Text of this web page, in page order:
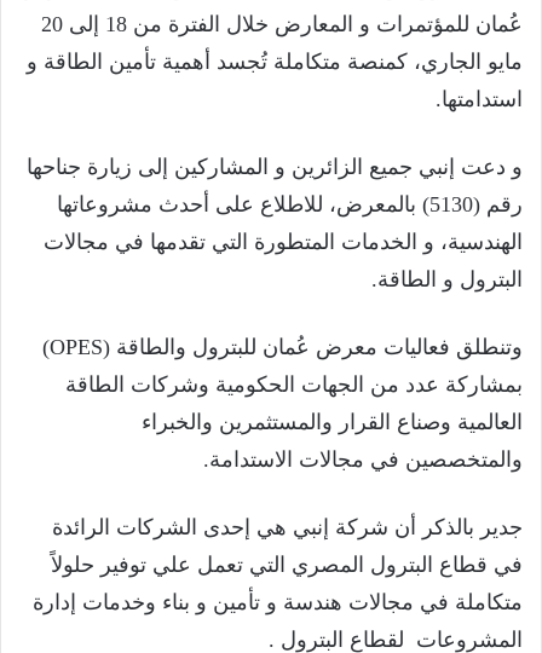
عُمان للمؤتمرات و المعارض خلال الفترة من 18 إلى 20
مايو الجاري، كمنصة متكاملة تُجسد أهمية تأمين الطاقة و
استدامتها.
و دعت إنبي جميع الزائرين و المشاركين إلى زيارة جناحها
رقم (5130) بالمعرض، للاطلاع على أحدث مشروعاتها
الهندسية، و الخدمات المتطورة التي تقدمها في مجالات
البترول و الطاقة.
وتنطلق فعاليات معرض عُمان للبترول والطاقة (OPES)
بمشاركة عدد من الجهات الحكومية وشركات الطاقة
العالمية وصناع القرار والمستثمرين والخبراء
والمتخصصين في مجالات الاستدامة.
جدير بالذكر أن شركة إنبي هي إحدى الشركات الرائدة
في قطاع البترول المصري التي تعمل علي توفير حلولاً
متكاملة في مجالات هندسة و تأمين و بناء وخدمات إدارة
المشروعات لقطاع البترول .